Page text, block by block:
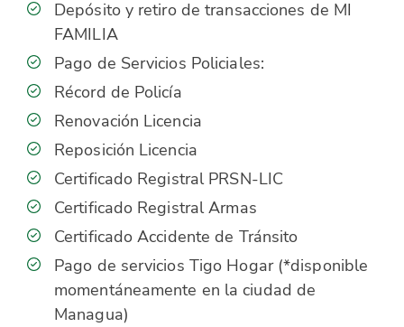
Depósito y retiro de transacciones de MI
FAMILIA
Pago de Servicios Policiales:
Récord de Policía
Renovación Licencia
Reposición Licencia
Certificado Registral PRSN-LIC
Certificado Registral Armas
Certificado Accidente de Tránsito
Pago de servicios Tigo Hogar (*disponible
momentáneamente en la ciudad de
Managua)